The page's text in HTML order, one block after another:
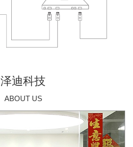
泽迪科技
ABOUT US